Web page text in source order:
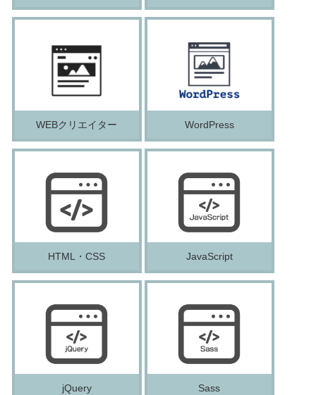
WEBクリエイター WordPress
HTML・CSS JavaScript
jQuery Sass